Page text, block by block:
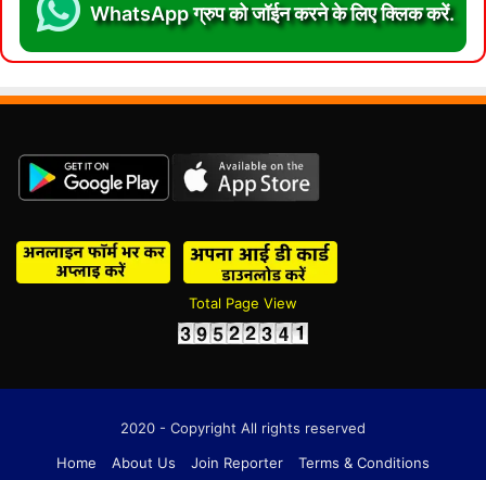
WhatsApp ग्रुप को जॉईन करने के लिए क्लिक करें.
Total Page View
2020 - Copyright All rights reserved
Home
About Us Join Reporter Terms & Conditions